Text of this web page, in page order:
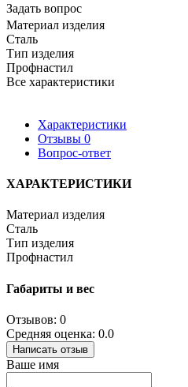
Задать вопрос
Материал изделия
Сталь
Тип изделия
Профнастил
Все характеристики
Характеристики
Отзывы 0
Вопрос-ответ
ХАРАКТЕРИСТИКИ
Материал изделия
Сталь
Тип изделия
Профнастил
Габариты и вес
Отзывов: 0
Средняя оценка: 0.0
Написать отзыв
Ваше имя